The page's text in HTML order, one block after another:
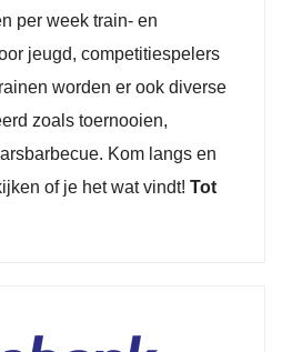
per week train- en
jeugd, competitiespelers
worden er ook diverse
zoals toernooien,
Kom langs en
of je het wat vindt! Tot